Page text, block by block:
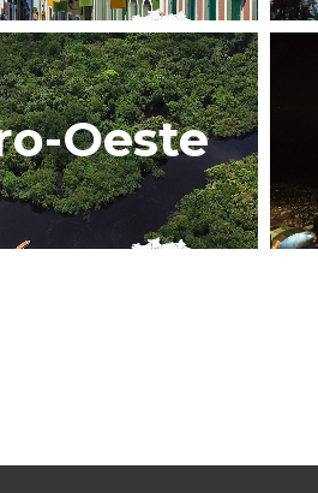
Oeste